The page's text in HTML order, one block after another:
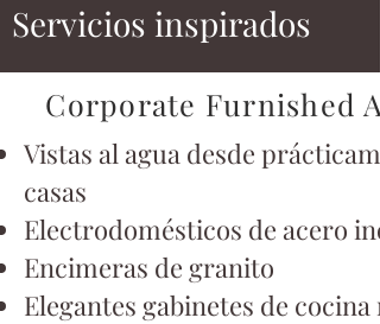
Servicios inspirados
Corporate Furnished
Vistas al agua desde
casas
Electrodomésticos de acero
Encimeras de granito
Elegantes gabinetes de cocina